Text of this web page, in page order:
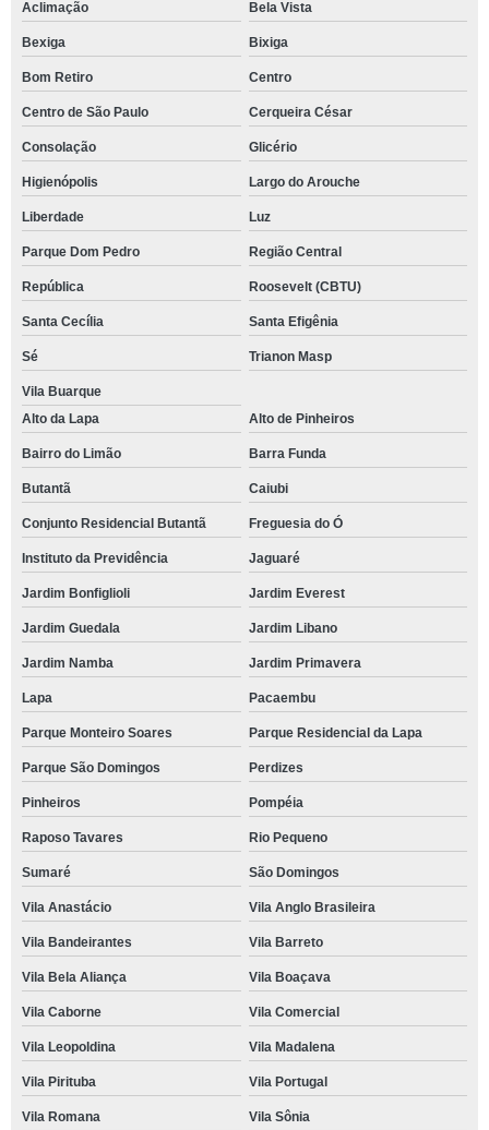
Aclimação Bela Vista
Bexiga Bixiga
Bom Retiro Centro
Centro de São Paulo Cerqueira César
Consolação Glicério
Higienópolis Largo do Arouche
Liberdade Luz
Parque Dom Pedro Região Central
República Roosevelt (CBTU)
Santa Cecília Santa Efigênia
Sé Trianon Masp
Vila Buarque
Alto da Lapa
Alto de Pinheiros
Bairro do Limão Barra Funda
Butantã Caiubi
Conjunto Residencial Butantã Freguesia do Ó
Instituto da Previdência Jaguaré
Jardim Bonfiglioli Jardim Everest
Jardim Guedala Jardim Libano
Jardim Namba Jardim Primavera
Lapa Pacaembu
Parque Monteiro Soares Parque Residencial da Lapa
Parque São Domingos Perdizes
Pinheiros Pompéia
Raposo Tavares Rio Pequeno
Sumaré São Domingos
Vila Anastácio Vila Anglo Brasileira
Vila Bandeirantes Vila Barreto
Vila Bela Aliança Vila Boaçava
Vila Caborne Vila Comercial
Vila Leopoldina Vila Madalena
Vila Pirituba Vila Portugal
Vila Romana Vila Sônia